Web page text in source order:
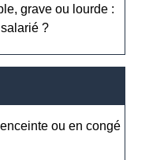
grave ou lourde :
?
ou en congé